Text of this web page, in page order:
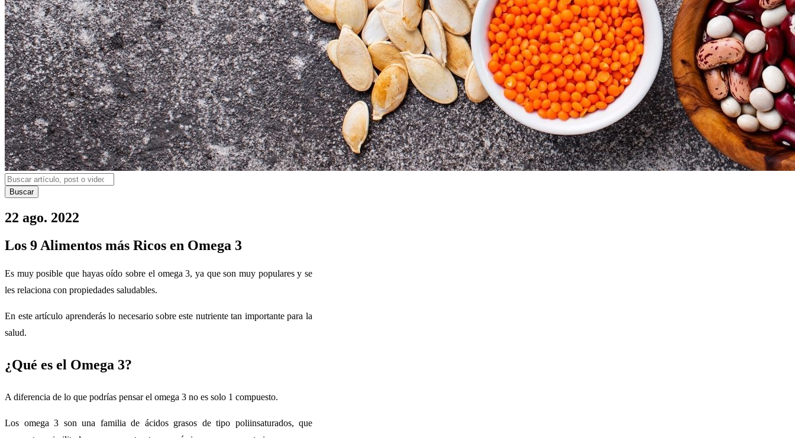
Buscar
22 ago. 2022
Los 9 Alimentos más Ricos en Omega 3
Es muy posible que hayas oído sobre el omega 3, ya que son muy populares y se
les relaciona con propiedades saludables.
En este artículo aprenderás lo necesario sobre este nutriente tan importante para la
salud.
¿Qué es el Omega 3?
A diferencia de lo que podrías pensar el omega 3 no es solo 1 compuesto.
Los omega 3 son una familia de ácidos grasos de tipo poliinsaturados, que